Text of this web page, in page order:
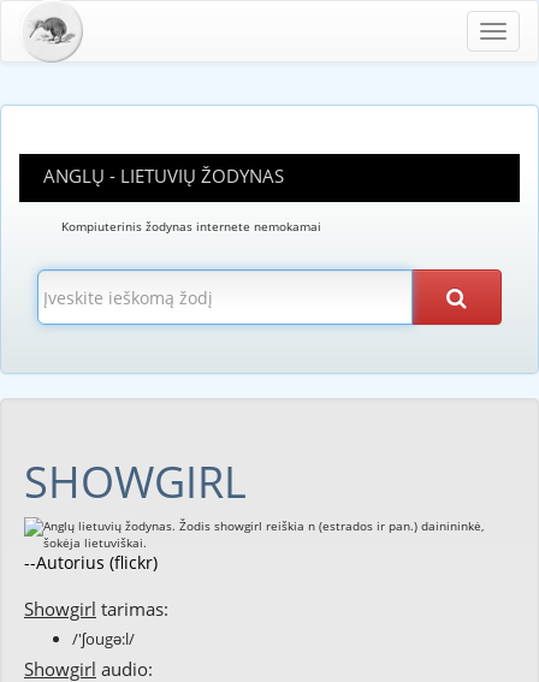
ANGLŲ - LIETUVIŲ ŽODYNAS
Kompiuterinis žodynas internete nemokamai
SHOWGIRL
--Autorius (flickr)
Showgirl tarimas:
/'ʃougə:l/
Showgirl audio: